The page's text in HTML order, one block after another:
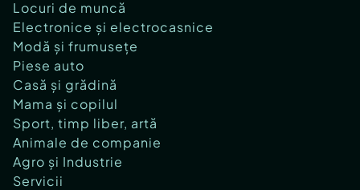
Locuri de muncă
Electronice și electrocasnice
Modă și frumusețe
Piese auto
Casă și grădină
Mama și copilul
Sport, timp liber, artă
Animale de companie
Agro și Industrie
Servicii